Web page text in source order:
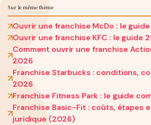
Sur le même thème
Ouvrir une franchise McDo : le
Ouvrir une franchise KFC : le guide
Comment ouvrir une franchise
2026
Franchise Starbucks : conditions,
2026
Franchise Fitness Park : le guide
Franchise Basic-Fit : coûts, étapes
juridique (2026)